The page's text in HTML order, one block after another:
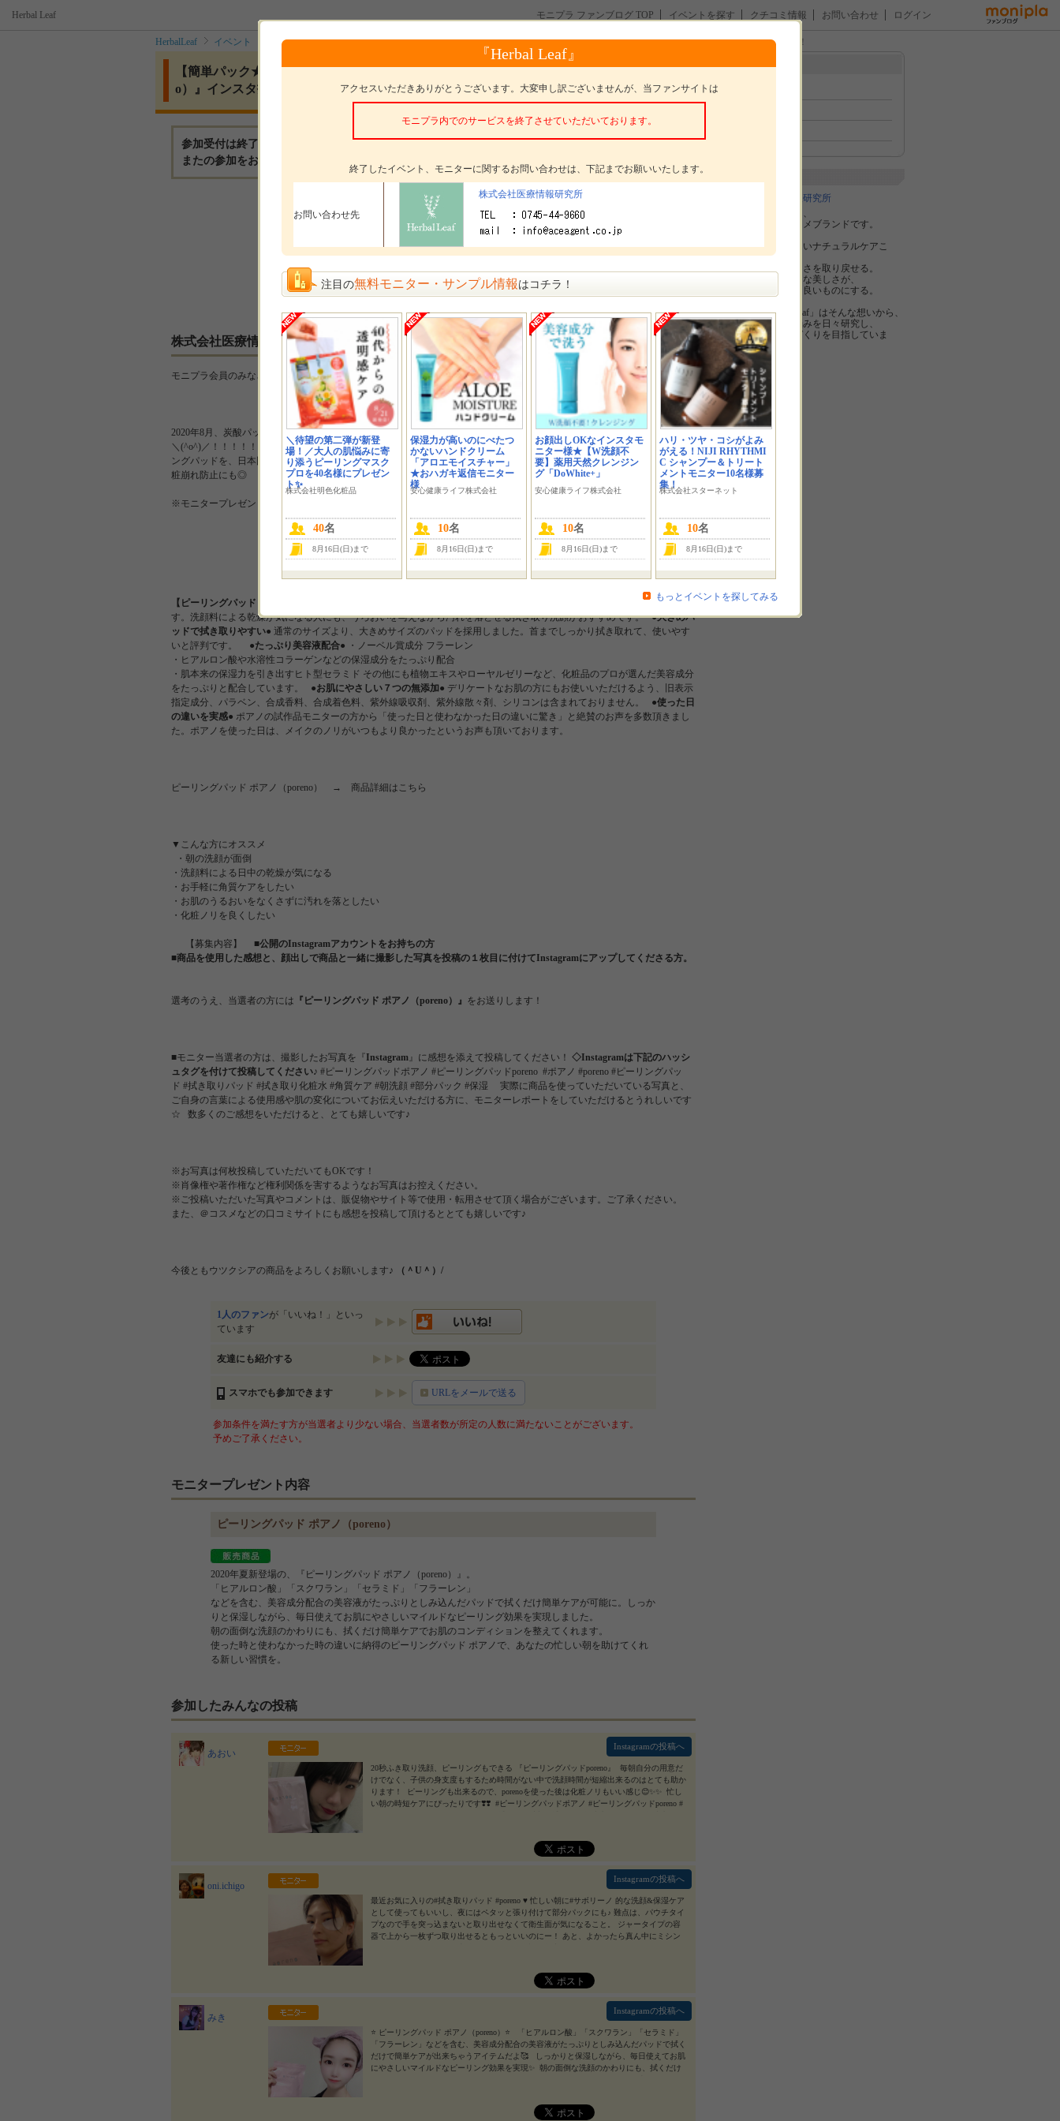
Herbal Leaf モニプラ ファンブログ TOP イベントを探す クチコミ情報 お問い合わせ ログイン
HerbalLeaf イベント 【簡単パック★30名募集！】忙しい朝の新しい習慣にも…『ピーリングパッド ポアノ（poreno）』インスタ投稿モニター募集！
『Herbal Leaf』
アクセスいただきありがとうございます。大変申し訳ございませんが、当ファンサイトは
モニプラ内でのサービスを終了させていただいております。
終了したイベント、モニターに関するお問い合わせは、下記までお願いいたします。
お問い合わせ先
株式会社医療情報研究所
注目の無料モニター・サンプル情報 はコチラ！
＼待望の第二弾が新登
場！／大人の肌悩みに寄
り添うピーリングマスク
プロを40名様にプレゼン
ト✨
株式会社明色化粧品
40名
8月16日(日)まで
保湿力が高いのにべたつ
かないハンドクリーム
「アロエモイスチャー」
★おハガキ返信モニター
様
安心健康ライフ株式会社
10名
8月16日(日)まで
お顔出しOKなインスタモ
ニター様★【W洗顔不
要】薬用天然クレンジン
グ「DoWhite+」
安心健康ライフ株式会社
10名
8月16日(日)まで
ハリ・ツヤ・コシがよみ
がえる！NIJI RHYTHMI
C シャンプー＆トリート
メントモニター10名様募
集！
株式会社スターネット
10名
8月16日(日)まで
もっとイベントを探してみる
【簡単パック★30名募集！】忙しい朝の新しい習慣にも…『ピーリングパッド ポアノ（poren
o）』インスタ投稿モニター募集！
参加受付は終了いたしました。
またの参加をお待ちしております。
モニタープレゼント ピーリングパッド ポアノ（poreno）
選考方法 選考 発表日： 3月16日(火)
株式会社医療情報研究所からのメッセージ
モニプラ会員のみなさま、こんにちは！「ウツクシア（utuKcia）」ファンサイトです。
2020年8月、炭酸パック プルリのウツクシアから発売の『ピーリングパッド ポアノ』 モニターキャンペーンを実施します
＼(^o^)／！！！！！ 今回も、どーーーんと！！！30名様募集です＾＾ 韓国コスメでも大人気、韓国製が主流のピーリ
ングパッドを、日本国内生産で実現◎ 簡単部分パックにも使えて、忙しい朝の拭き取り洗顔習慣で日中の乾燥防止とお化
粧崩れ防止にも◎ そして！ピーリングも同時にできちゃう♪ どこよりも早く、商品をお試しできるチャンスです！！
※モニタープレゼントは１袋15枚入り（2週間分）になります。
【ピーリングパッド ポアノのこだわり】
朝の洗顔がわりに拭くだけ簡単♪使用後の洗い流しも不要で
す。洗顔料による乾燥が気になる人にも、うろおいを与えながら汚れを落とせる拭き取り洗顔がおすすめです。●大きめパ
ッドで拭き取りやすい● 通常のサイズより、大きめサイズのパッドを採用しました。首までしっかり拭き取れて、使いやす
いと評判です。 ●たっぷり美容液配合● ・ノーベル賞成分 フラーレン
・ヒアルロン酸や水溶性コラーゲンなどの保湿成分をたっぷり配合
・肌本来の保湿力を引き出すヒト型セラミド その他にも植物エキスやローヤルゼリーなど、化粧品のプロが選んだ美容成分
をたっぷりと配合しています。 ●お肌にやさしい７つの無添加● デリケートなお肌の方にもお使いいただけるよう、旧表示
指定成分、パラベン、合成香料、合成着色料、紫外線吸収剤、紫外線散々剤、シリコンは含まれておりません。 ●使った日
の違いを実感● ポアノの試作品モニターの方から「使った日と使わなかった日の違いに驚き」と絶賛のお声を多数頂きまし
た。ポアノを使った日は、メイクのノリがいつもより良かったというお声も頂いております。
ピーリングパッド ポアノ（poreno） → 商品詳細はこちら
▼こんな方にオススメ
・朝の洗顔が面倒
・洗顔料による日中の乾燥が気になる
・お手軽に角質ケアをしたい
・お肌のうるおいをなくさずに汚れを落としたい
・化粧ノリを良くしたい
【募集内容】 ■公開のInstagramアカウントをお持ちの方
■商品を使用した感想と、顔出しで商品と一緒に撮影した写真を投稿の１枚目に付けてInstagramにアップしてくださる方。
選考のうえ、当選者の方には 『 ピーリングパッド ポアノ（poreno）』 をお送りします！
■モニター当選者の方は、撮影したお写真を『Instagram 』に感想を添えて投稿してください！ ◇Instagramは下記のハッシ
ュタグを付けて投稿してください♪ #ピーリングパッドポアノ #ピーリングパッドporeno #ポアノ #poreno #ピーリングパッ
ド #拭き取りパッド #拭き取り化粧水 #角質ケア #朝洗顔 #部分パック #保湿 実際に商品を使っていただいている写真と、
ご自身の言葉による使用感や肌の変化についてお伝えいただける方に、モニターレポートをしていただけるとうれしいです
☆ 数多くのご感想をいただけると、とても嬉しいです♪
※お写真は何枚投稿していただいてもOKです！
※肖像権や著作権など権利関係を害するようなお写真はお控えください。
※ご投稿いただいた写真やコメントは、販促物やサイト等で使用・転用させて頂く場合がございます。ご了承ください。
また、＠コスメなどの口コミサイトにも感想を投稿して頂けるととても嬉しいです♪
今後ともウツクシアの商品をよろしくお願いします♪ （＾U＾）/
1人のファンが「いいね！」といっ
ています
友達にも紹介する
スマホでも参加できます URLをメールで送る
参加条件を満たす方が当選者より少ない場合、当選者数が所定の人数に満たないことがございます。
予めご了承ください。
モニタープレゼント内容
ピーリングパッド ポアノ（poreno）
2020年夏新登場の、『ピーリングパッド ポアノ（poreno）』。
「ヒアルロン酸」「スクワラン」「セラミド」「フラーレン」
などを含む、美容成分配合の美容液がたっぷりとしみ込んだパッドで拭くだけ簡単ケアが可能に。しっか
りと保湿しながら、毎日使えてお肌にやさしいマイルドなピーリング効果を実現しました。
朝の面倒な洗顔のかわりにも、拭くだけ簡単ケアでお肌のコンディションを整えてくれます。
使った時と使わなかった時の違いに納得のピーリングパッド ポアノで、あなたの忙しい朝を助けてくれ
る新しい習慣を。
参加したみんなの投稿
あおい
20秒ふき取り洗顔、ピーリングもできる 『ピーリングパッドporeno』 ⁡ 毎朝自分の用意だ
けでなく、子供の身支度もするため時間がない中で洗顔時間が短縮出来るのはとても助か
ります！ ⁡ ピーリングも出来るので、porenoを使った後は化粧ノリもいい感じ😊✨✨ ⁡ 忙し
い朝の時短ケアにぴったりです❣️❣️ ⁡ #ピーリングパッドポアノ #ピーリングパッドporeno #
Instagramの投稿へ
oni.ichigo
最近お気に入りの#拭き取りパッド #poreno ♥️ 忙しい朝に#サボリーノ 的な洗顔&保湿ケア
として使ってもいいし、夜にはペタッと張り付けて部分パックにも♪ 難点は、パウチタイ
プなので手を突っ込まないと取り出せなくて衛生面が気になること。 ジャータイプの容
器で上から一枚ずつ取り出せるともっといいのにー！ あと、よかったら真ん中にミシン
o #ポアノ #poreno #ピーリングパッド #拭き取り洗顔 #拭き取り化粧水 #ふき取り化粧水 #
ふきとり化粧水 #保湿 #角質ケア #朝洗顔 #部分パック #utukcia #ウツクシア #monipla #utu
Instagramの投稿へ
みき
⭐️ ピーリングパッド ポアノ（poreno）⭐️ 「ヒアルロン酸」「スクワラン」「セラミド」
「フラーレン」などを含む、美容成分配合の美容液がたっぷりとしみ込んだパッドで拭く
だけで簡単ケアが出来ちゃうアイテムだよ🥰 しっかりと保湿しながら、毎日使えてお肌
にやさしいマイルドなピーリング効果を実現✨ 朝の面倒な洗顔のかわりにも、拭くだけ
イテムです💕 #ピーリングパッドポアノ #ピーリングパッドporeno #ポアノ #poreno #
ピーリングパッド #拭き取り洗顔 #拭き取り化粧水 #ふき取り化粧水 #ふきとり化粧水 #保
Instagramの投稿へ
メニュー
株式会社医療情報研究所
ハーバルリーフは、
オーガニックコスメブランドです。
すべての人に優しいナチュラルケアこ
そ、
あなた本来の美しさを取り戻せる。
内側から輝くような美しさが、
日々の生活をより良いものにする。
私たち「Herbal Leaf」はそんな想いから、
お客様が抱える悩みを日々研究し、
解決できる商品づくりを目指していま
す。